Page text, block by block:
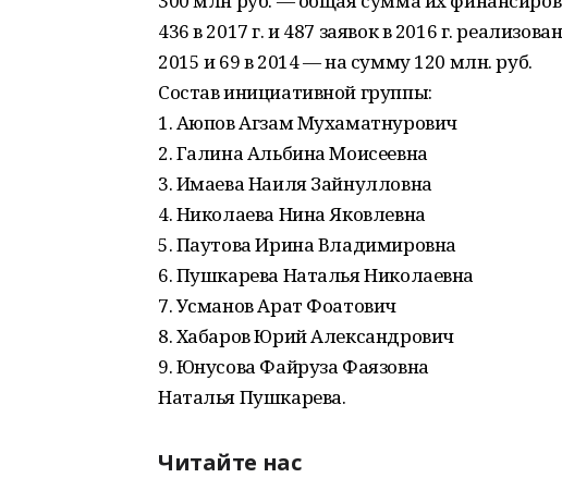
436 в 2017 г. и 487 заявок в 2016 г.
2015 и 69 в 2014 — на сумму 120 млн. руб.
Состав инициативной группы:
1. Аюпов Агзам Мухаматнурович
2. Галина Альбина Моисеевна
3. Имаева Наиля Зайнулловна
4. Николаева Нина Яковлевна
5. Паутова Ирина Владимировна
6. Пушкарева Наталья Николаевна
7. Усманов Арат Фоатович
8. Хабаров Юрий Александрович
9. Юнусова Файруза Фаязовна
Наталья Пушкарева.
Читайте нас